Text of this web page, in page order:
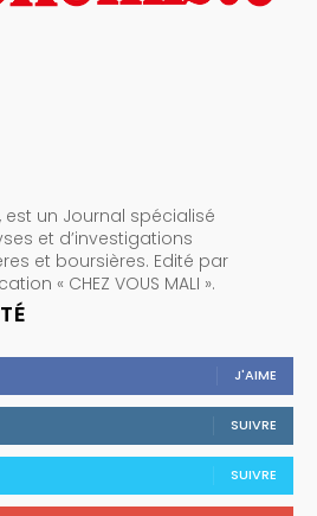
, est un Journal spécialisé
et d’investigations
et boursières. Edité par
« CHEZ VOUS MALI ».
J'AIME
SUIVRE
SUIVRE